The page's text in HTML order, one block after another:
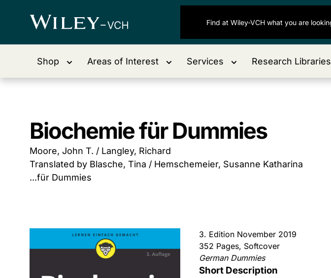
Shop Areas of Interest Services Research Libraries
Biochemie für Dummies
Moore, John T. / Langley, Richard
Translated by Blasche, Tina / Hemschemeier, Susanne Katharina
...für Dummies
3. Edition November 2019
352 Pages, Softcover
German Dummies
Short Description